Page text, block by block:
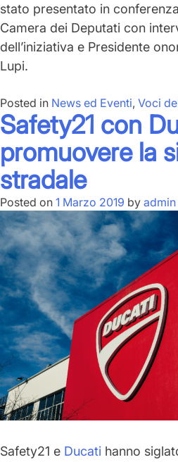
stato presentato in
Camera dei Deputati con
dell’iniziativa e Presidente
Lupi.
Posted in News ed Eventi, Voci
Safety21 con
promuovere la
stradale
Posted on 1 Marzo 2019 by admin
Safety21 e Ducati hanno